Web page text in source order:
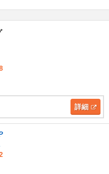
詳細